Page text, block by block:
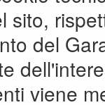
sito,
del
viene